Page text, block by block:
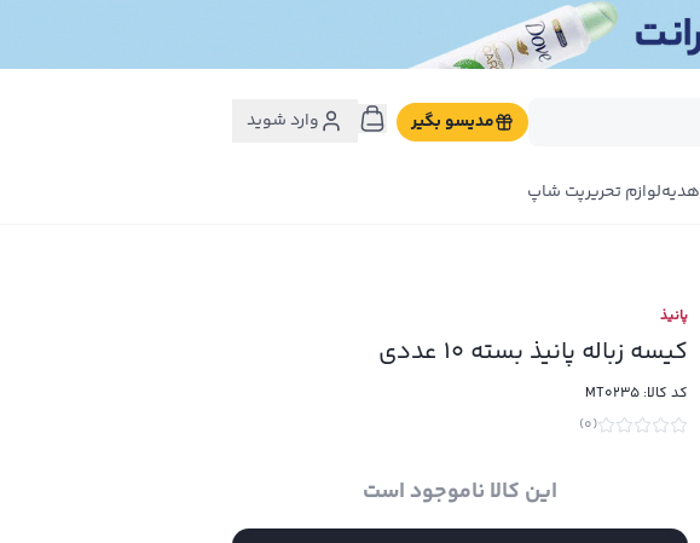
مدیسو بگیر وارد شوید
هدیهلوازم تحریرپت شاپ
پانیذ
کیسه زباله پانیذ بسته 10 عددی
کد کالا:MT0235
(
0
)
این کالا ناموجود است